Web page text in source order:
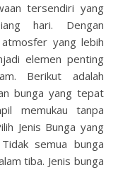
hari. Dengan
yang lebih
elemen penting
Berikut adalah
bunga yang tepat
memukau tanpa
Jenis Bunga yang
semua bunga
tiba. Jenis bunga